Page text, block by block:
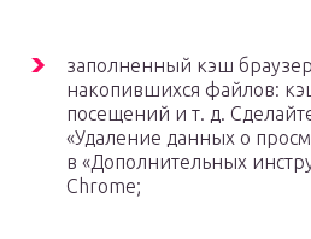
заполненный кэш
накопившихся файлов:
посещений и т. д.
«Удаление данных о
в «Дополнительных
Chrome;